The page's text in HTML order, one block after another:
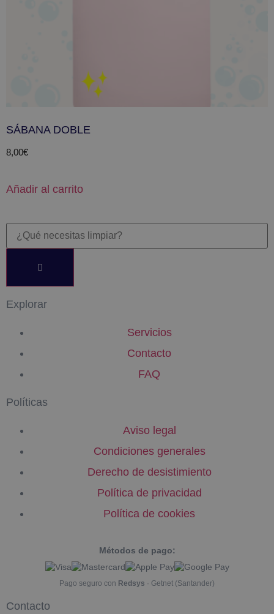
SÁBANA DOBLE
8,00€
Añadir al carrito
Explorar
Servicios
Contacto
FAQ
Políticas
Aviso legal
Condiciones generales
Derecho de desistimiento
Política de privacidad
Política de cookies
Métodos de pago:
Pago seguro con Redsys · Getnet (Santander)
Contacto